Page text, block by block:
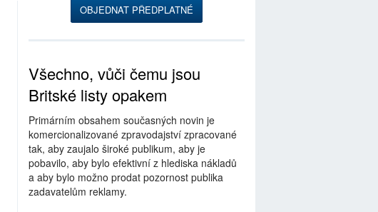
OBJEDNAT PŘEDPLATNÉ
Všechno, vůči čemu jsou
Britské listy opakem
Primárním obsahem současných novin je
komercionalizované zpravodajství zpracované
tak, aby zaujalo široké publikum, aby je
pobavilo, aby bylo efektivní z hlediska nákladů
a aby bylo možno prodat pozornost publika
zadavatelům reklamy.